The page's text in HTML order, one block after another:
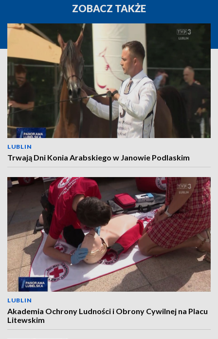
ZOBACZ TAKŻE
LUBLIN
Trwają Dni Konia Arabskiego w Janowie Podlaskim
LUBLIN
Akademia Ochrony Ludności i Obrony Cywilnej na Placu
Litewskim